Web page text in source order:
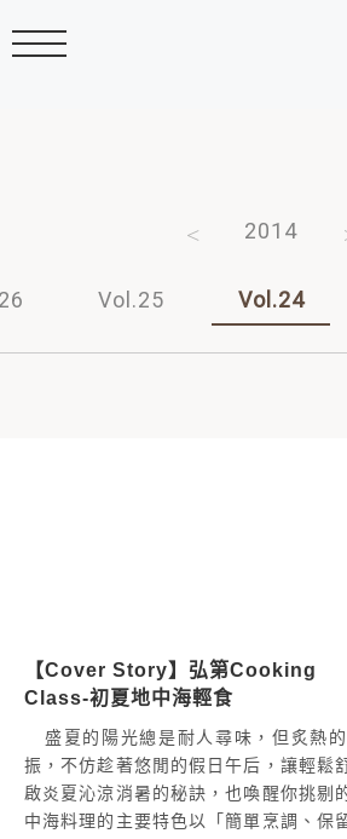
2014
Vol.25 Vol.24
【Cover Story】弘第Cooking
Class-初夏地中海輕食
盛夏的陽光總是耐人尋味，但炙熱
振，不仿趁著悠閒的假日午后，讓輕鬆
啟炎夏沁涼消暑的秘訣，也喚醒你挑剔
中海料理的主要特色以「簡單烹調、保